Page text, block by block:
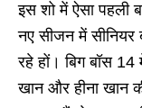
इस शो में ऐसा पहली
नए सीजन में
रहे हों। बिग बॉस 14
खान और हीना खान